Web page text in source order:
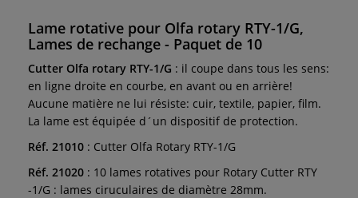
Lame rotative pour Olfa rotary RTY-1/G,
Lames de rechange - Paquet de 10
Cutter Olfa rotary RTY-1/G : il coupe dans tous les sens:
en ligne droite en courbe, en avant ou en arrière!
Aucune matière ne lui résiste: cuir, textile, papier, film.
La lame est équipée d´un dispositif de protection.
Réf. 21010 : Cutter Olfa Rotary RTY-1/G
Réf. 21020 : 10 lames rotatives pour Rotary Cutter RTY
-1/G : lames ciruculaires de diamètre 28mm.